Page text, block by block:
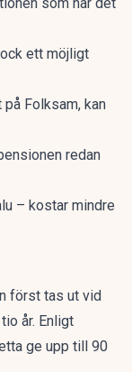
ett möjligt
Folksam, kan
redan
– kostar mindre
först tas ut vid
år. Enligt
ge upp till 90